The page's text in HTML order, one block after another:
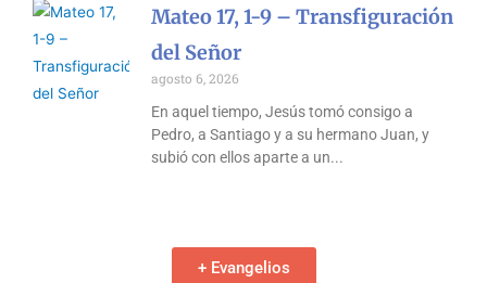
Mateo 17, 1-9 – Transfiguración
del Señor
agosto 6, 2026
En aquel tiempo, Jesús tomó consigo a
Pedro, a Santiago y a su hermano Juan, y
subió con ellos aparte a un
+ Evangelios